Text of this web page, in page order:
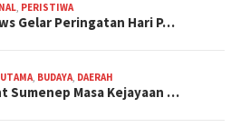
, PERISTIWA
Gelar Peringatan Hari P…
, BUDAYA, DAERAH
Sumenep Masa Kejayaan …